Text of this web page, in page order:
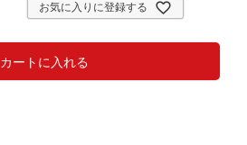
お気に入りに登録する
カートに入れる